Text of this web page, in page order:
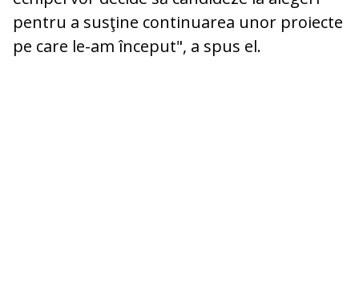
pentru a susţine continuarea unor proiecte
pe care le-am început", a spus el.